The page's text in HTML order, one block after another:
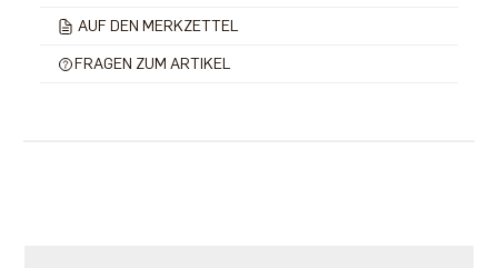
AUF DEN MERKZETTEL
FRAGEN ZUM ARTIKEL